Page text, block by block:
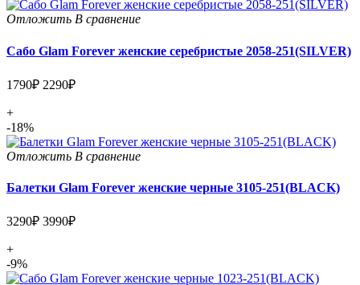
Отложить В сравнение
Сабо Glam Forever женские серебристые 2058-251(SILVER)
1790₽ 2290₽
+
-18%
Отложить В сравнение
Балетки Glam Forever женские черные 3105-251(BLACK)
3290₽ 3990₽
+
-9%